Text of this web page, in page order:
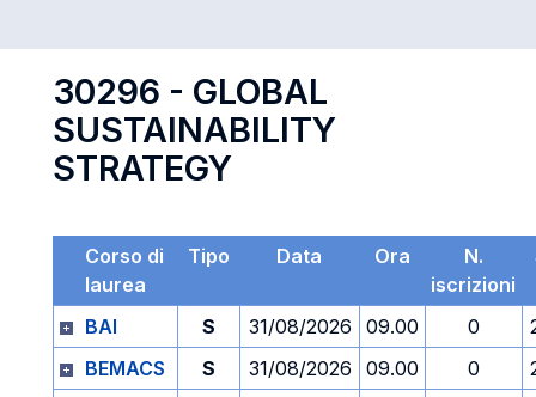
30296 - GLOBAL
SUSTAINABILITY
STRATEGY
Corso di
laurea
Tipo Data Ora
N.
iscrizioni
BAI S 31/08/2026 09.00 0
BEMACS
S 31/08/2026 09.00 0